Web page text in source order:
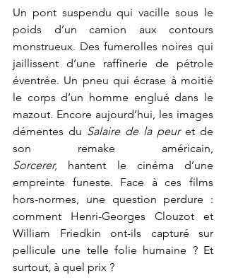
Un pont suspendu qui vacille sous le
poids d’un camion aux contours
monstrueux. Des fumerolles noires qui
jaillissent d’une raffinerie de pétrole
éventrée. Un pneu qui écrase à moitié
le corps d’un homme englué dans le
mazout. Encore aujourd’hui, les images
démentes du Salaire de la peur et de
Sorcerer, hantent le cinéma d’une
empreinte funeste. Face à ces films
hors-normes, une question perdure :
comment Henri-Georges Clouzot et
William Friedkin ont-ils capturé sur
pellicule une telle folie humaine ? Et
surtout, à quel prix ?